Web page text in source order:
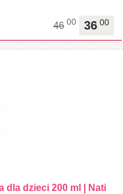
36 00
46 00
dla dzieci 200 ml | Nati